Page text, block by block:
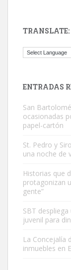
El ayuntamiento
Este gato macho
es muy manso y
Leales.org » Gran
TRANSLATE:
ENTRADAS
San
ocasionadas
papel-cartón
St. Pedro y
una noche de
Historias que
protagonizan
gente”
SBT
juvenil para
La Concejalía
inmuebles en